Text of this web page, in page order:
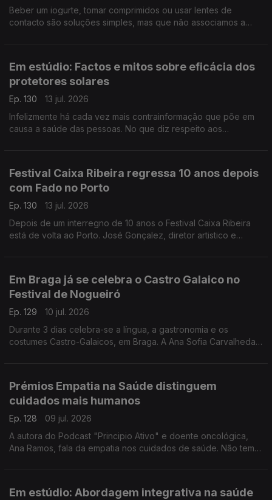
Beber um iogurte, tomar comprimidos ou usar lentes de
contacto são soluções simples, mas que não associamos a
Em estúdio: Factos e mitos sobre eficácia dos
protetores solares
Ep. 130
13 jul. 2026
Infelizmente há cada vez mais contrainformação que põe em
causa a saúde das pessoas. No que diz respeito aos
Festival Caixa Ribeira regressa 10 anos depois
com Fado no Porto
Ep. 130
13 jul. 2026
Depois de um interregno de 10 anos o Festival Caixa Ribeira
está de volta ao Porto. José Gonçalez, diretor artistico e
Em Braga já se celebra o Castro Galaico no
Festival de Nogueiró
Ep. 129
10 jul. 2026
Durante 3 dias celebra-se a língua, a gastronomia e os
costumes Castro-Galaicos, em Braga. A Ana Sofia Carvalheda
Prémios Empatia na Saúde distinguem
cuidados mais humanos
Ep. 128
09 jul. 2026
A autora do Podcast "Principio Ativo" e doente oncológica,
Ana Ramos, fala da empatia nos cuidados de saúde. Não tem
Em estúdio: Abordagem integrativa na saúde